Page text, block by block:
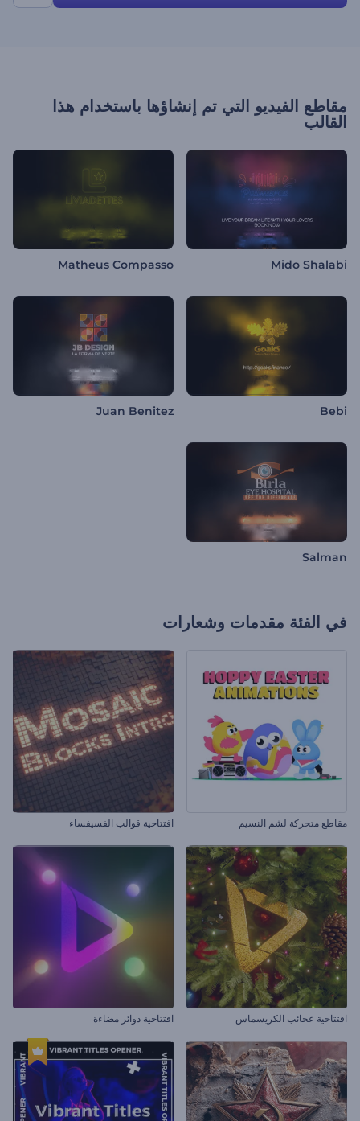
مقاطع الفيديو التي تم إنشاؤها باستخدام هذا
القالب
Mido Shalabi
Matheus Compasso
Bebi
Juan Benitez
Salman
في الفئة مقدمات وشعارات
مقاطع متحركة لشم النسيم افتتاحية قوالب الفسيفساء
افتتاحية عجائب الكريسماس افتتاحية دوائر مضاءة